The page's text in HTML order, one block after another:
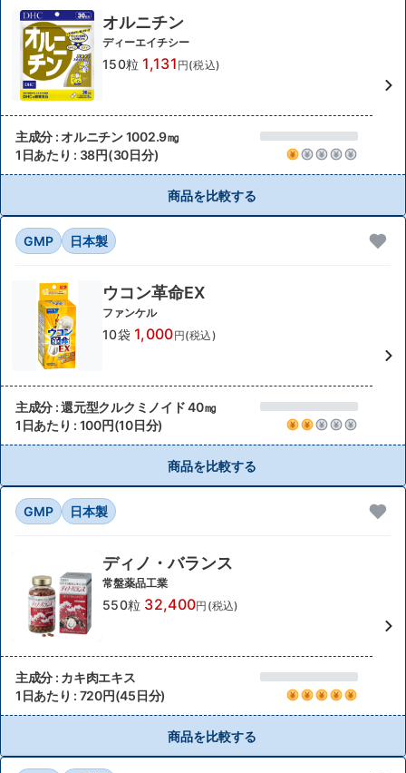
オルニチン
ディーエイチシー
150粒 1,131 円(税込)
主成分 : オルニチン 1002.9㎎
1日あたり : 38円(30日分)
商品を比較する
GMP 日本製
ウコン革命EX
ファンケル
10袋 1,000円(税込)
主成分 : 還元型クルクミノイド 40㎎
1日あたり : 100円(10日分)
商品を比較する
GMP 日本製
ディノ・バランス
常盤薬品工業
550粒 32,400円(税込)
主成分 : カキ肉エキス
1日あたり : 720円(45日分)
商品を比較する